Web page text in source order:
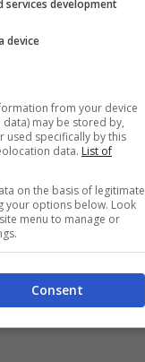
per
Ma quali
29 gennaio,
nota stampa:
padronali
delle perdite
services development
device
from your device
may be stored by,
used specifically by this
data. List of
on the basis of legitimate
your options below. Look
menu to manage or
Consent